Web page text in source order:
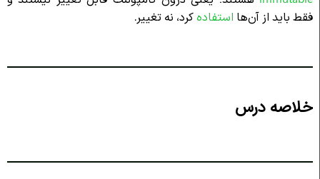
فقط باید از آن‌ها استفادهکرد، نه تغییر.
خلاصه درس